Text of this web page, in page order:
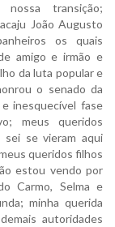
transição;
João Augusto
os quais
amigo e irmão e
da luta popular e
o senado da
inesquecível fase
meus queridos
sei se vieram aqui
queridos filhos
estou vendo por
Carmo, Selma e
minha querida
autoridades